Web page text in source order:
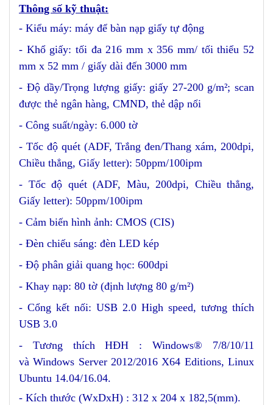
Thông số kỹ thuật:
- Kiểu máy: máy để bàn nạp giấy tự động
- Khổ giấy: tối đa 216 mm x 356 mm/ tối thiểu 52
mm x 52 mm / giấy dài đến 3000 mm
- Độ dầy/Trọng lượng giấy: giấy 27-200 g/m²; scan
được thẻ ngân hàng, CMND, thẻ dập nổi
- Công suất/ngày: 6.000 tờ
- Tốc độ quét(ADF, Trắng đen/Thang xám, 200dpi,
Chiều thẳng, Giấy letter): 50ppm/100ipm
- Tốc độ quét (ADF, Màu, 200dpi, Chiều thẳng,
Giấy letter): 50ppm/100ipm
- Cảm biến hình ảnh: CMOS (CIS)
- Đèn chiếu sáng: đèn LED kép
- Độ phân giải quang học: 600dpi
- Khay nạp: 80 tờ (định lượng 80 g/m²)
- Cổng kết nối: USB 2.0 High speed, tương thích
USB 3.0
- Tương thích HĐH : Windows® 7/8/10/11
và Windows Server 2012/2016 X64 Editions, Linux
Ubuntu 14.04/16.04.
- Kích thước (WxDxH) : 312 x 204 x 182,5(mm).